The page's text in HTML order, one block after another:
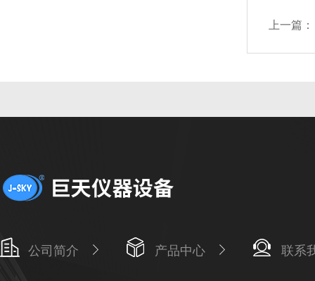
上一篇：
公司简介 产品中心 联系